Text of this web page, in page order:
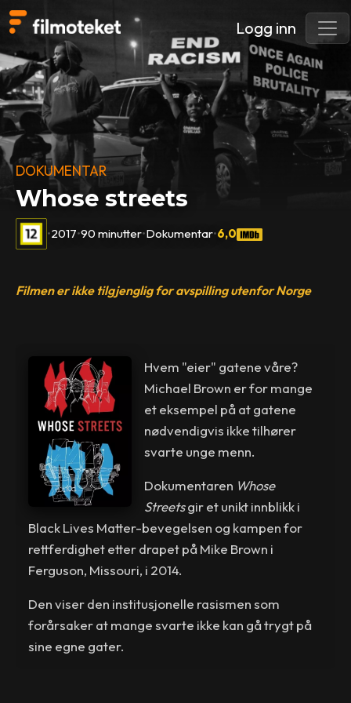
Logg inn
DOKUMENTAR
Whose streets
•2017•90 minutter•Dokumentar•6,0
Filmen er ikke tilgjenglig for avspilling utenfor Norge
Hvem "eier" gatene våre?
Michael Brown er for mange
et eksempel på at gatene
nødvendigvis ikke tilhører
svarte unge menn.
Dokumentaren Whose
Streetsgir et unikt innblikk i
Black Lives Matter-bevegelsen og kampen for
rettferdighet etter drapet på Mike Brown i
Ferguson, Missouri, i 2014.
Den viser den institusjonelle rasismen som
forårsaker at mange svarte ikke kan gå trygt på
sine egne gater.